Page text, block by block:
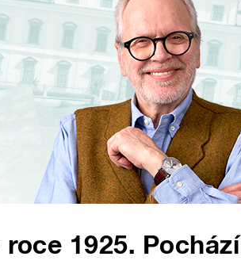
1925. Pochází